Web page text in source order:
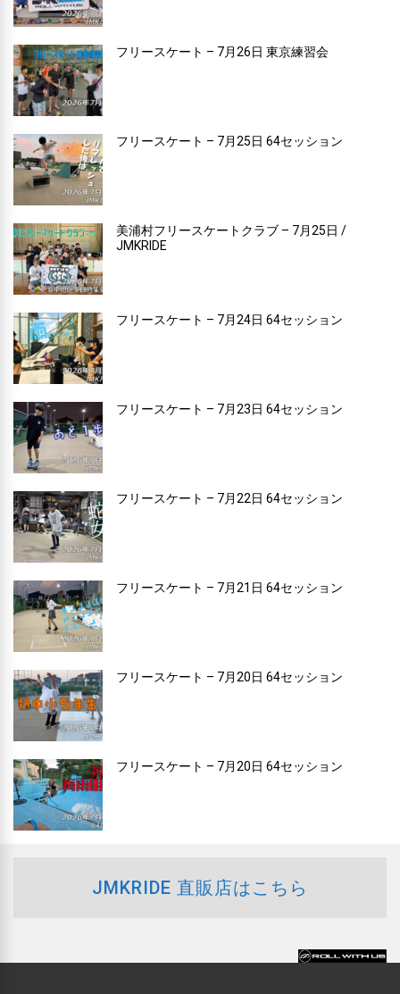
フリースケート – 7月26日 東京練習会
フリースケート – 7月25日 64セッション
美浦村フリースケートクラブ – 7月25日 /
JMKRIDE
フリースケート – 7月24日 64セッション
フリースケート – 7月23日 64セッション
フリースケート – 7月22日 64セッション
フリースケート – 7月21日 64セッション
フリースケート – 7月20日 64セッション
フリースケート – 7月20日 64セッション
JMKRIDE 直販店はこちら